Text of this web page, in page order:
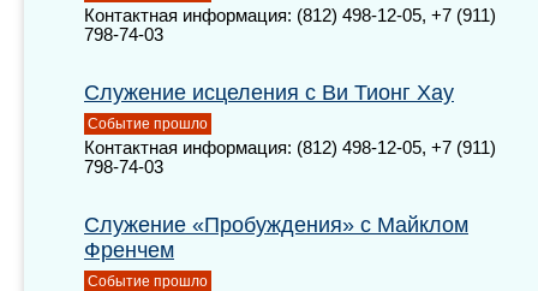
Контактная информация: (812) 498-12-05, +7 (911)
798-74-03
Служение исцеления с Ви Тионг Хау
Событие прошло
Контактная информация: (812) 498-12-05, +7 (911)
798-74-03
Служение «Пробуждения» с Майклом
Френчем
Событие прошло